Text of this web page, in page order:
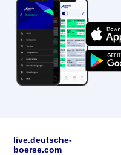
live.deutsche-
boerse.com